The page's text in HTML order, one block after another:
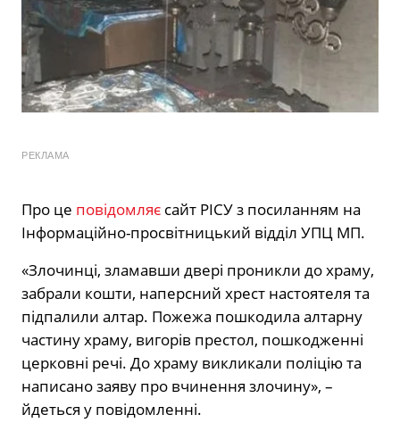
РЕКЛАМА
Про це повідомляє сайт РІСУ з посиланням на
Інформаційно-просвітницький відділ УПЦ МП.
«Злочинці, зламавши двері проникли до храму,
забрали кошти, наперсний хрест настоятеля та
підпалили алтар. Пожежа пошкодила алтарну
частину храму, вигорів престол, пошкодженні
церковні речі. До храму викликали поліцію та
написано заяву про вчинення злочину», –
йдеться у повідомленні.